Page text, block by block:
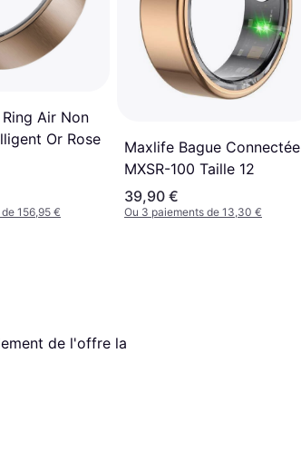
Air Non
Or Rose
156,95 €
Maxlife Bague Connectée
MXSR-100 Taille 12
39,90 €
Ou 3 paiements de 13,30 €
de l'offre la